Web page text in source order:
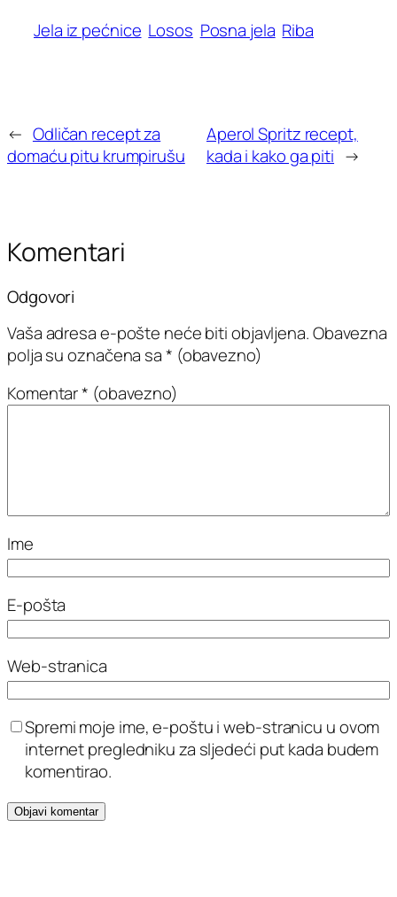
Jela iz pećnice Losos Posna jela Riba
← Odličan recept za
domaću pitu krumpirušu
Aperol Spritz recept,
kada i kako ga piti →
Komentari
Odgovori
Vaša adresa e-pošte neće biti objavljena.Obavezna
polja su označena sa* (obavezno)
Komentar* (obavezno)
Ime
E-pošta
Web-stranica
Spremi moje ime, e-poštu i web-stranicu u ovom
internet pregledniku za sljedeći put kada budem
komentirao.